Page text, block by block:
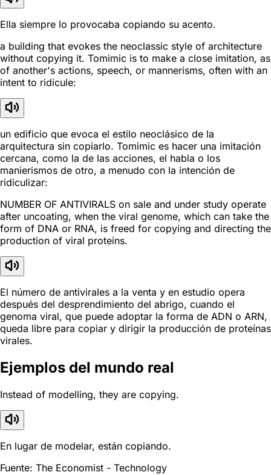
Ella siempre lo provocaba copiando su acento.
a building that evokes the neoclassic style of architecture
without copying it. Tomimic is to make a close imitation, as
of another's actions, speech, or mannerisms, often with an
intent to ridicule:
un edificio que evoca el estilo neoclásico de la
arquitectura sin copiarlo. Tomimic es hacer una imitación
cercana, como la de las acciones, el habla o los
manierismos de otro, a menudo con la intención de
ridiculizar:
NUMBER OF ANTIVIRALS on sale and under study operate
after uncoating, when the viral genome, which can take the
form of DNA or RNA, is freed for copying and directing the
production of viral proteins.
El número de antivirales a la venta y en estudio opera
después del desprendimiento del abrigo, cuando el
genoma viral, que puede adoptar la forma de ADN o ARN,
queda libre para copiar y dirigir la producción de proteínas
virales.
Ejemplos del mundo real
Instead of modelling, they are copying.
En lugar de modelar, están copiando.
Fuente: The Economist - Technology